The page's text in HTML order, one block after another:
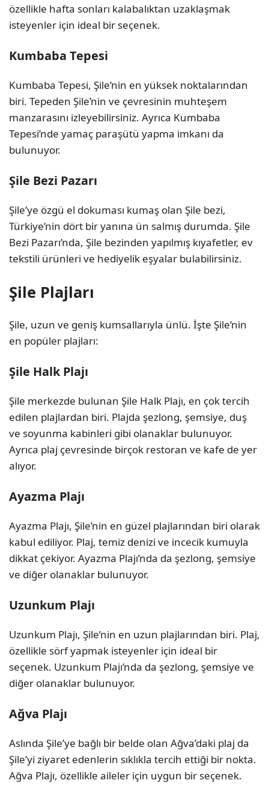
özellikle hafta sonları kalabalıktan uzaklaşmak
isteyenler için ideal bir seçenek.
Kumbaba Tepesi
Kumbaba Tepesi, Şile’nin en yüksek noktalarından
biri. Tepeden Şile’nin ve çevresinin muhteşem
manzarasını izleyebilirsiniz. Ayrıca Kumbaba
Tepesi’nde yamaç paraşütü yapma imkanı da
bulunuyor.
Şile Bezi Pazarı
Şile’ye özgü el dokuması kumaş olan Şile bezi,
Türkiye’nin dört bir yanına ün salmış durumda. Şile
Bezi Pazarı’nda, Şile bezinden yapılmış kıyafetler, ev
tekstili ürünleri ve hediyelik eşyalar bulabilirsiniz.
Şile Plajları
Şile, uzun ve geniş kumsallarıyla ünlü. İşte Şile’nin
en popüler plajları:
Şile Halk Plajı
Şile merkezde bulunan Şile Halk Plajı, en çok tercih
edilen plajlardan biri. Plajda şezlong, şemsiye, duş
ve soyunma kabinleri gibi olanaklar bulunuyor.
Ayrıca plaj çevresinde birçok restoran ve kafe de yer
alıyor.
Ayazma Plajı
Ayazma Plajı, Şile’nin en güzel plajlarından biri olarak
kabul ediliyor. Plaj, temiz denizi ve incecik kumuyla
dikkat çekiyor. Ayazma Plajı’nda da şezlong, şemsiye
ve diğer olanaklar bulunuyor.
Uzunkum Plajı
Uzunkum Plajı, Şile’nin en uzun plajlarından biri. Plaj,
özellikle sörf yapmak isteyenler için ideal bir
seçenek. Uzunkum Plajı’nda da şezlong, şemsiye ve
diğer olanaklar bulunuyor.
Ağva Plajı
Aslında Şile’ye bağlı bir belde olan Ağva’daki plaj da
Şile’yi ziyaret edenlerin sıklıkla tercih ettiği bir nokta.
Ağva Plajı, özellikle aileler için uygun bir seçenek.